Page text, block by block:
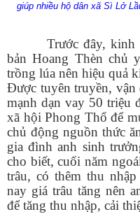
giúp nhiều hộ dân xã Sì Lở
Trước đây,
bản Hoang Thèn chủ
trồng lúa nên hiệu quả
Được tuyên truyền, vận
mạnh dạn vay 50 triệu
xã hội Phong Thổ để
chủ động nguồn thức
gia đình anh sinh
cho biết, cuối năm
trâu, có thêm thu
nay giá trâu tăng nên
để tăng thu nhập, cải